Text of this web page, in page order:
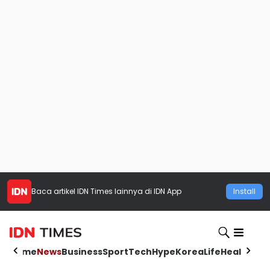
Baca artikel IDN Times lainnya di IDN App Install
HomeNewsBusinessSportTechHypeKoreaLifeHealth